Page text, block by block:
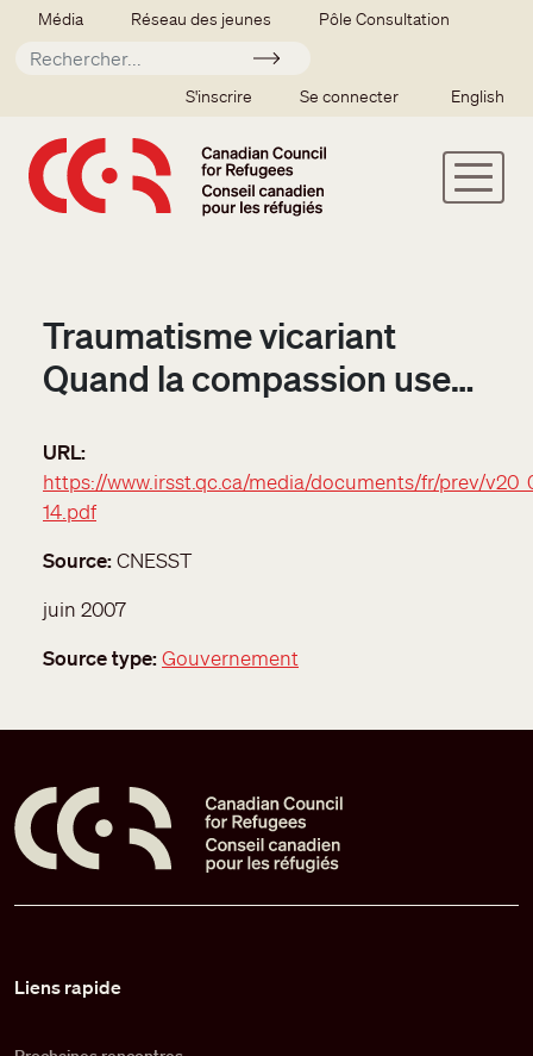
Aller au contenu principal
Secondary menu
Média Réseau des jeunes Pôle Consultation
Soumettre
SSO user menu
S'inscrire Se connecter English
Traumatisme vicariant
Quand la compassion use…
URL
https://www.irsst.qc.ca/media/documents/fr/prev/
14.pdf
Source CNESST
juin 2007
Source type Gouvernement
Liens rapide